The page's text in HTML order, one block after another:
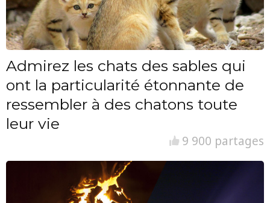
Admirez les chats des sables qui
ont la particularité étonnante de
ressembler à des chatons toute
leur vie
9 900 partages